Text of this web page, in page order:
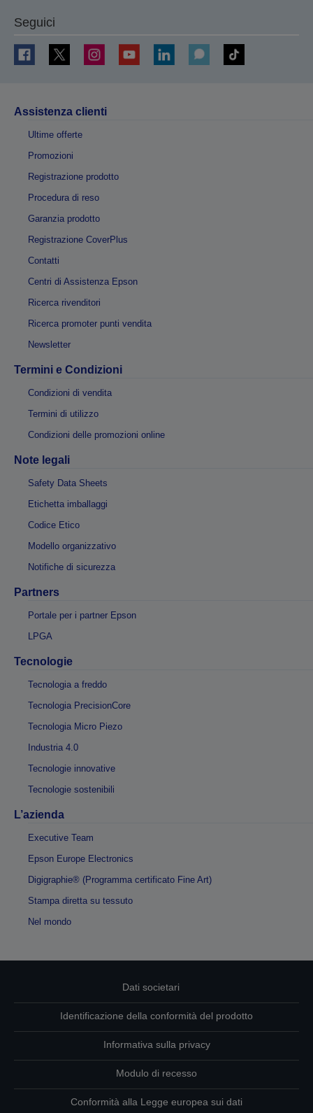
Seguici
Assistenza clienti
Ultime offerte
Promozioni
Registrazione prodotto
Procedura di reso
Garanzia prodotto
Registrazione CoverPlus
Contatti
Centri di Assistenza Epson
Ricerca rivenditori
Ricerca promoter punti vendita
Newsletter
Termini e Condizioni
Condizioni di vendita
Termini di utilizzo
Condizioni delle promozioni online
Note legali
Safety Data Sheets
Etichetta imballaggi
Codice Etico
Modello organizzativo
Notifiche di sicurezza
Partners
Portale per i partner Epson
LPGA
Tecnologie
Tecnologia a freddo
Tecnologia PrecisionCore
Tecnologia Micro Piezo
Industria 4.0
Tecnologie innovative
Tecnologie sostenibili
L’azienda
Executive Team
Epson Europe Electronics
Digigraphie® (Programma certificato Fine Art)
Stampa diretta su tessuto
Nel mondo
Dati societari
Identificazione della conformità del prodotto
Informativa sulla privacy
Modulo di recesso
Conformità alla Legge europea sui dati